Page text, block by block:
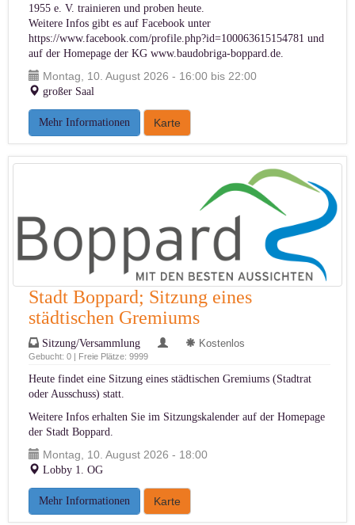
1955 e. V. trainieren und proben heute.
Weitere Infos gibt es auf Facebook unter
https://www.facebook.com/profile.php?id=100063615154781 und
auf der Homepage der KG www.baudobriga-boppard.de
Montag, 10. August 2026 - 16:00 bis 22:00
großer Saal
Mehr Informationen Karte
Stadt Boppard; Sitzung eines
städtischen Gremiums
Sitzung/Versammlung Kostenlos
Gebucht: 0 | Freie Plätze: 9999
Heute findet eine Sitzung eines städtischen Gremiums (Stadtrat
oder Ausschuss) statt.
Weitere Infos erhalten Sie im Sitzungskalender auf der Homepage
der Stadt Boppard.
Montag, 10. August 2026 - 18:00
Lobby 1. OG
Mehr Informationen Karte